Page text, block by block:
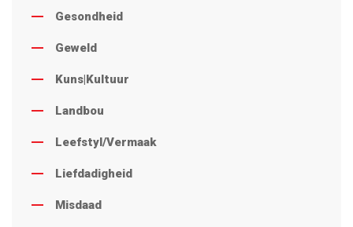
Gesondheid
Geweld
Kuns|Kultuur
Landbou
Leefstyl/Vermaak
Liefdadigheid
Misdaad